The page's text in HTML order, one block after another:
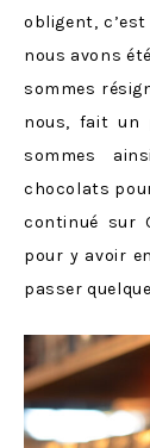
obligent,
nous avons
sommes
nous, fait un
sommes
chocolats
continué sur
pour y avoir
passer